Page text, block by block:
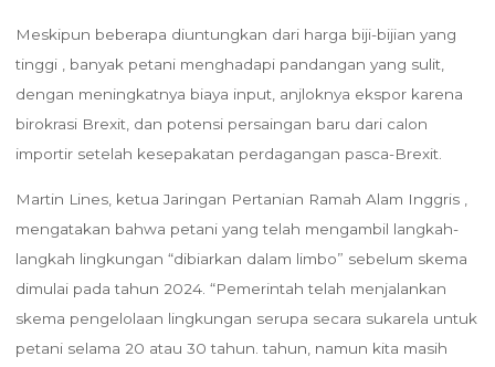
Meskipun beberapa diuntungkan dari harga biji-bijian yang
tinggi , banyak petani menghadapi pandangan yang sulit,
dengan meningkatnya biaya input, anjloknya ekspor karena
birokrasi Brexit, dan potensi persaingan baru dari calon
importir setelah kesepakatan perdagangan pasca-Brexit.
Martin Lines, ketua Jaringan Pertanian Ramah Alam Inggris ,
mengatakan bahwa petani yang telah mengambil langkah-
langkah lingkungan “dibiarkan dalam limbo” sebelum skema
dimulai pada tahun 2024. “Pemerintah telah menjalankan
skema pengelolaan lingkungan serupa secara sukarela untuk
petani selama 20 atau 30 tahun. tahun, namun kita masih